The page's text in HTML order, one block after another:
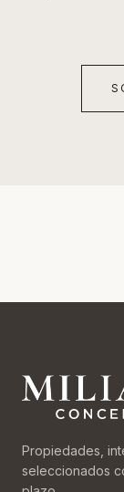
Propiedades,
seleccionados